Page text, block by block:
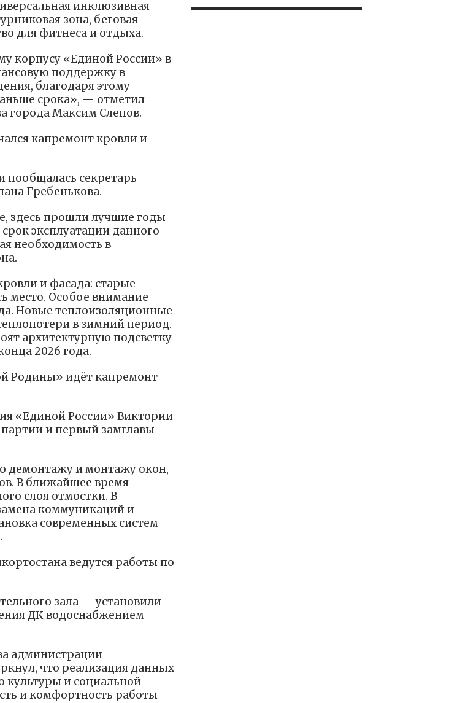
инклюзивная
зона, беговая
для фитнеса и отдыха.
корпусу «Единой России» в
поддержку в
благодаря этому
срока», — отметил
города Максим Слепов.
капремонт кровли и
пообщалась секретарь
Гребенькова.
здесь прошли лучшие годы
эксплуатации данного
необходимость в
и фасада: старые
место. Особое внимание
Новые теплоизоляционные
в зимний период.
архитектурную подсветку
2026 года.
Родины» идёт капремонт
«Единой России» Виктории
и первый замглавы
демонтажу и монтажу окон,
В ближайшее время
слоя отмостки. В
коммуникаций и
современных систем
ведутся работы по
зала — установили
ДК водоснабжением
администрации
что реализация данных
культуры и социальной
и комфортность работы